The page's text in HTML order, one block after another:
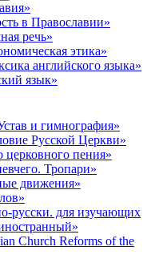
в Православии»
речь»
этика»
английского языка»
язык»
и гимнография»
Русской Церкви»
церковного пения»
Тропари»
движения»
русски. для изучающих
Church Reforms of the